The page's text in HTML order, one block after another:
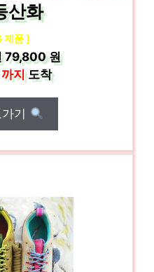
산화
제품 ]
79,800 원
까지도착
기